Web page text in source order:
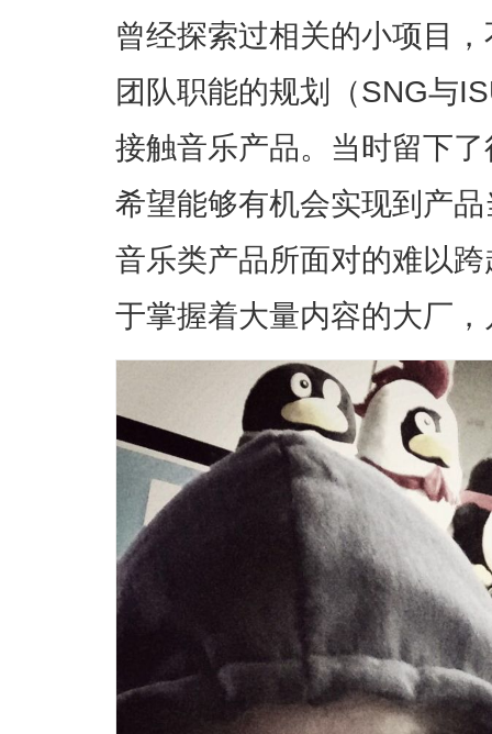
曾经探索过相关的小项目
团队职能的规划（SNG与
接触音乐产品。当时留下
希望能够有机会实现到产
音乐类产品所面对的难以
于掌握着大量内容的大厂